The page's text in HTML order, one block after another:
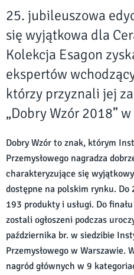
25. jubileuszowa
się wyjątkowa dla
Kolekcja Esagon
ekspertów
którzy przyznali jej
„Dobry Wzór 2018”
Dobry Wzór to znak, którym
Przemysłowego nagradza
charakteryzujące się
dostępne na polskim rynku. Do
193 produkty i usługi. Do
zostali ogłoszeni podczas
października br. w siedzibie
Przemysłowego w Warszawie.
nagród głównych w 9